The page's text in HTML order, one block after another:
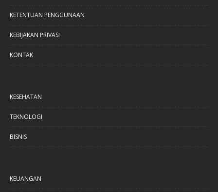
KETENTUAN PENGGUNAAN
KEBIJAKAN PRIVASI
KONTAK
KESEHATAN
TEKNOLOGI
BISNIS
KEUANGAN